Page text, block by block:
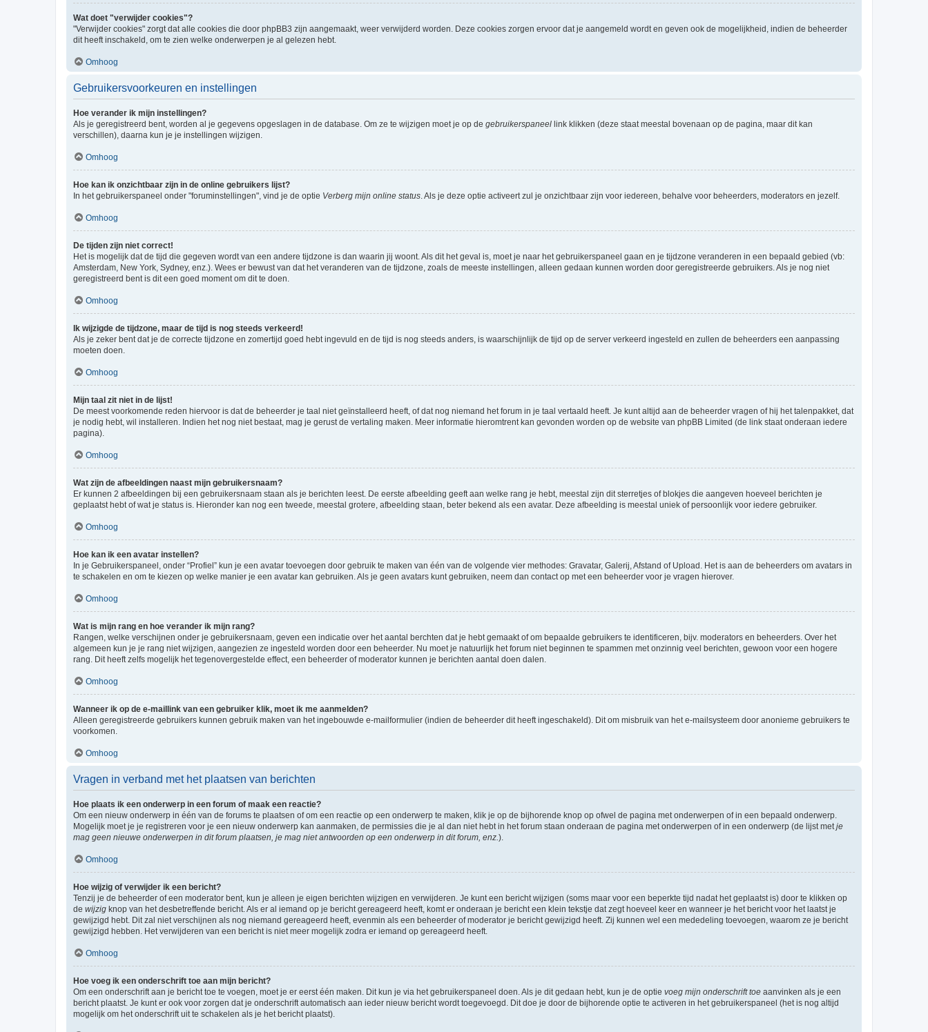
Wat doet "verwijder cookies"?
"Verwijder cookies" zorgt dat alle cookies die door phpBB3 zijn aangemaakt, weer verwijderd worden. Deze cookies zorgen ervoor dat je aangemeld wordt en geven ook de mogelijkheid, indien de beheerder
dit heeft inschakeld, om te zien welke onderwerpen je al gelezen hebt.
Omhoog
Gebruikersvoorkeuren en instellingen
Hoe verander ik mijn instellingen?
Als je geregistreerd bent, worden al je gegevens opgeslagen in de database. Om ze te wijzigen moet je op de gebruikerspaneel link klikken (deze staat meestal bovenaan op de pagina, maar dit kan
verschillen), daarna kun je je instellingen wijzigen.
Omhoog
Hoe kan ik onzichtbaar zijn in de online gebruikers lijst?
In het gebruikerspaneel onder "foruminstellingen", vind je de optie Verberg mijn online status. Als je deze optie activeert zul je onzichtbaar zijn voor iedereen, behalve voor beheerders, moderators en jezelf.
Omhoog
De tijden zijn niet correct!
Het is mogelijk dat de tijd die gegeven wordt van een andere tijdzone is dan waarin jij woont. Als dit het geval is, moet je naar het gebruikerspaneel gaan en je tijdzone veranderen in een bepaald gebied (vb:
Amsterdam, New York, Sydney, enz.). Wees er bewust van dat het veranderen van de tijdzone, zoals de meeste instellingen, alleen gedaan kunnen worden door geregistreerde gebruikers. Als je nog niet
geregistreerd bent is dit een goed moment om dit te doen.
Omhoog
Ik wijzigde de tijdzone, maar de tijd is nog steeds verkeerd!
Als je zeker bent dat je de correcte tijdzone en zomertijd goed hebt ingevuld en de tijd is nog steeds anders, is waarschijnlijk de tijd op de server verkeerd ingesteld en zullen de beheerders een aanpassing
moeten doen.
Omhoog
Mijn taal zit niet in de lijst!
De meest voorkomende reden hiervoor is dat de beheerder je taal niet geïnstalleerd heeft, of dat nog niemand het forum in je taal vertaald heeft. Je kunt altijd aan de beheerder vragen of hij het talenpakket, dat
je nodig hebt, wil installeren. Indien het nog niet bestaat, mag je gerust de vertaling maken. Meer informatie hieromtrent kan gevonden worden op de website van phpBB Limited (de link staat onderaan iedere
pagina).
Omhoog
Wat zijn de afbeeldingen naast mijn gebruikersnaam?
Er kunnen 2 afbeeldingen bij een gebruikersnaam staan als je berichten leest. De eerste afbeelding geeft aan welke rang je hebt, meestal zijn dit sterretjes of blokjes die aangeven hoeveel berichten je
geplaatst hebt of wat je status is. Hieronder kan nog een tweede, meestal grotere, afbeelding staan, beter bekend als een avatar. Deze afbeelding is meestal uniek of persoonlijk voor iedere gebruiker.
Omhoog
Hoe kan ik een avatar instellen?
In je Gebruikerspaneel, onder “Profiel” kun je een avatar toevoegen door gebruik te maken van één van de volgende vier methodes: Gravatar, Galerij, Afstand of Upload. Het is aan de beheerders om avatars in
te schakelen en om te kiezen op welke manier je een avatar kan gebruiken. Als je geen avatars kunt gebruiken, neem dan contact op met een beheerder voor je vragen hierover.
Omhoog
Wat is mijn rang en hoe verander ik mijn rang?
Rangen, welke verschijnen onder je gebruikersnaam, geven een indicatie over het aantal berchten dat je hebt gemaakt of om bepaalde gebruikers te identificeren, bijv. moderators en beheerders. Over het
algemeen kun je je rang niet wijzigen, aangezien ze ingesteld worden door een beheerder. Nu moet je natuurlijk het forum niet beginnen te spammen met onzinnig veel berichten, gewoon voor een hogere
rang. Dit heeft zelfs mogelijk het tegenovergestelde effect, een beheerder of moderator kunnen je berichten aantal doen dalen.
Omhoog
Wanneer ik op de e-maillink van een gebruiker klik, moet ik me aanmelden?
Alleen geregistreerde gebruikers kunnen gebruik maken van het ingebouwde e-mailformulier (indien de beheerder dit heeft ingeschakeld). Dit om misbruik van het e-mailsysteem door anonieme gebruikers te
voorkomen.
Omhoog
Vragen in verband met het plaatsen van berichten
Hoe plaats ik een onderwerp in een forum of maak een reactie?
Om een nieuw onderwerp in één van de forums te plaatsen of om een reactie op een onderwerp te maken, klik je op de bijhorende knop op ofwel de pagina met onderwerpen of in een bepaald onderwerp.
Mogelijk moet je je registreren voor je een nieuw onderwerp kan aanmaken, de permissies die je al dan niet hebt in het forum staan onderaan de pagina met onderwerpen of in een onderwerp (de lijst metje
mag geen nieuwe onderwerpen in dit forum plaatsen, je mag niet antwoorden op een onderwerp in dit forum, enz.).
Omhoog
Hoe wijzig of verwijder ik een bericht?
Tenzij je de beheerder of een moderator bent, kun je alleen je eigen berichten wijzigen en verwijderen. Je kunt een bericht wijzigen (soms maar voor een beperkte tijd nadat het geplaatst is) door te klikken op
de wijzig knop van het desbetreffende bericht. Als er al iemand op je bericht gereageerd heeft, komt er onderaan je bericht een klein tekstje dat zegt hoeveel keer en wanneer je het bericht voor het laatst je
gewijzigd hebt. Dit zal niet verschijnen als nog niemand gereageerd heeft, evenmin als een beheerder of moderator je bericht gewijzigd heeft. Zij kunnen wel een mededeling toevoegen, waarom ze je bericht
gewijzigd hebben. Het verwijderen van een bericht is niet meer mogelijk zodra er iemand op gereageerd heeft.
Omhoog
Hoe voeg ik een onderschrift toe aan mijn bericht?
Om een onderschrift aan je bericht toe te voegen, moet je er eerst één maken. Dit kun je via het gebruikerspaneel doen. Als je dit gedaan hebt, kun je de optie voeg mijn onderschrift toe aanvinken als je een
bericht plaatst. Je kunt er ook voor zorgen dat je onderschrift automatisch aan ieder nieuw bericht wordt toegevoegd. Dit doe je door de bijhorende optie te activeren in het gebruikerspaneel (het is nog altijd
mogelijk om het onderschrift uit te schakelen als je het bericht plaatst).